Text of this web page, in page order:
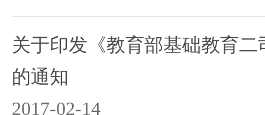
关于印发《教育部基础教育二
的通知
2017-02-14